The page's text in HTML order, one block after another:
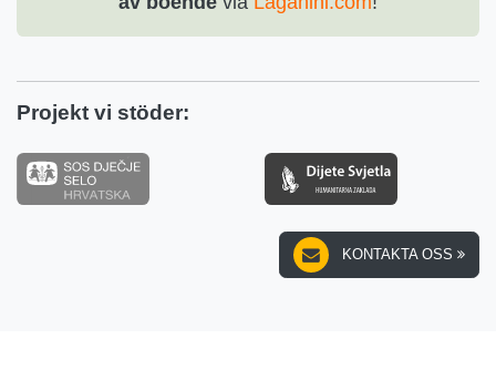
Projekt vi stöder:
KONTAKTA OSS